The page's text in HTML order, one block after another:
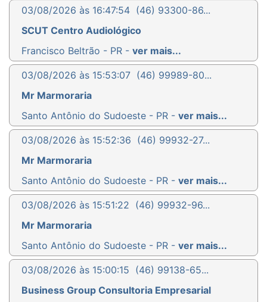
03/08/2026 às 16:47:54 (46) 93300-86...
SCUT Centro Audiológico
Francisco Beltrão - PR - ver mais...
03/08/2026 às 15:53:07 (46) 99989-80...
Mr Marmoraria
Santo Antônio do Sudoeste - PR - ver mais...
03/08/2026 às 15:52:36 (46) 99932-27...
Mr Marmoraria
Santo Antônio do Sudoeste - PR - ver mais...
03/08/2026 às 15:51:22 (46) 99932-96...
Mr Marmoraria
Santo Antônio do Sudoeste - PR - ver mais...
03/08/2026 às 15:00:15 (46) 99138-65...
Business Group Consultoria Empresarial